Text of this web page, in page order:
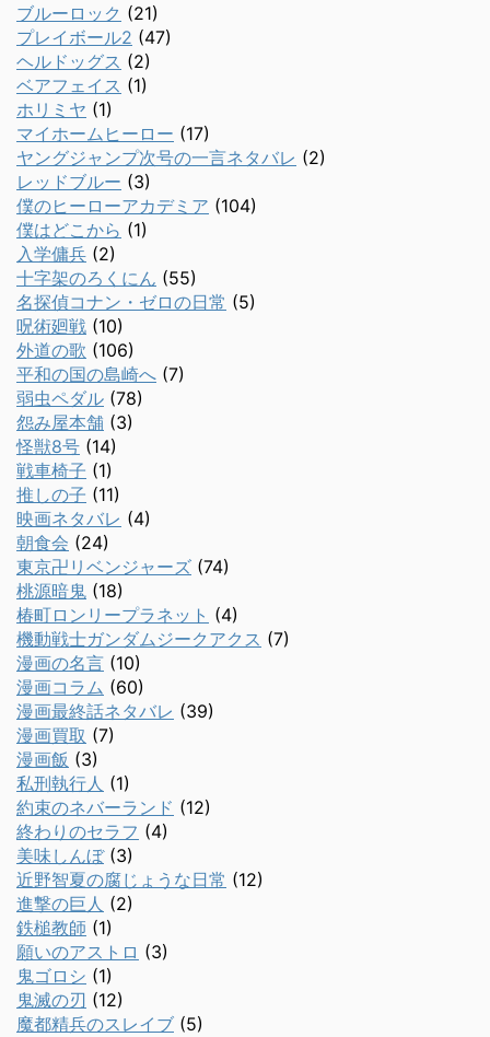
ブルーロック (21)
プレイボール2 (47)
ヘルドッグス (2)
ベアフェイス (1)
ホリミヤ (1)
マイホームヒーロー (17)
ヤングジャンプ次号の一言ネタバレ (2)
レッドブルー (3)
僕のヒーローアカデミア (104)
僕はどこから (1)
入学傭兵 (2)
十字架のろくにん (55)
名探偵コナン・ゼロの日常 (5)
呪術廻戦 (10)
外道の歌 (106)
平和の国の島崎へ (7)
弱虫ペダル (78)
怨み屋本舗 (3)
怪獣8号 (14)
戦車椅子 (1)
推しの子 (11)
映画ネタバレ (4)
朝食会 (24)
東京卍リベンジャーズ (74)
桃源暗鬼 (18)
椿町ロンリープラネット (4)
機動戦士ガンダムジークアクス (7)
漫画の名言 (10)
漫画コラム (60)
漫画最終話ネタバレ (39)
漫画買取 (7)
漫画飯 (3)
私刑執行人 (1)
約束のネバーランド (12)
終わりのセラフ (4)
美味しんぼ(3)
近野智夏の腐じょうな日常 (12)
進撃の巨人 (2)
鉄槌教師 (1)
願いのアストロ (3)
鬼ゴロシ (1)
鬼滅の刃 (12)
魔都精兵のスレイブ (5)